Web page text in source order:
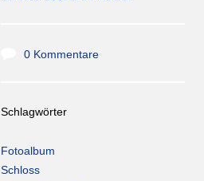
0 Kommentare
Schlagwörter
Fotoalbum
Schloss